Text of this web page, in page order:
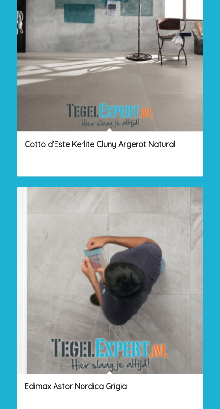
Cotto d’Este Kerlite Cluny Argerot Natural
Edimax Astor Nordica Grigia